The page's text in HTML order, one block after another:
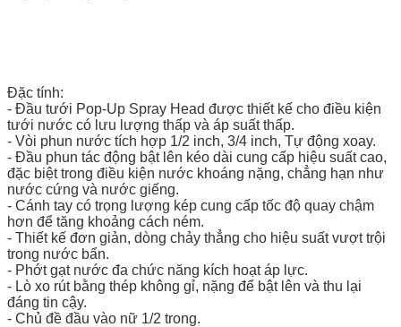
Đặc tính:
- Đầu tưới Pop-Up Spray Head được thiết kế cho điều kiện
tưới nước có lưu lượng thấp và áp suất thấp.
- Vòi phun nước tích hợp 1/2 inch, 3/4 inch, Tự động xoay.
- Đầu phun tác động bật lên kéo dài cung cấp hiệu suất cao,
đặc biệt trong điều kiện nước khoáng nặng, chẳng hạn như
nước cứng và nước giếng.
- Cánh tay có trọng lượng kép cung cấp tốc độ quay chậm
hơn để tăng khoảng cách ném.
- Thiết kế đơn giản, dòng chảy thẳng cho hiệu suất vượt trội
trong nước bẩn.
- Phớt gạt nước đa chức năng kích hoạt áp lực.
- Lò xo rút bằng thép không gỉ, nặng để bật lên và thu lại
đáng tin cậy.
- Chủ đề đầu vào nữ 1/2 trong.